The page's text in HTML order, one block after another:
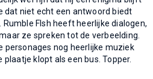
dat niet echt een antwoord biedt
FIsh heeft heerlijke dialogen,
ze spreken tot de verbeelding.
personages nog heerlijke muziek
klopt als een bus. Topper.